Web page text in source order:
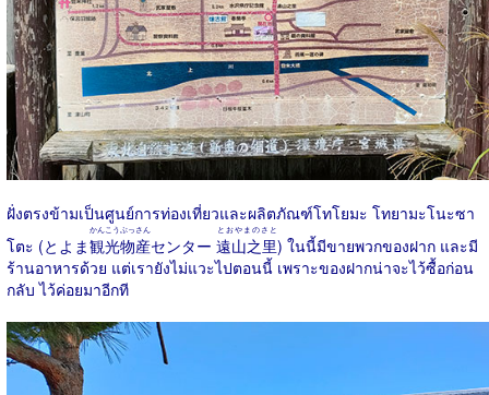
ฝั่งตรงข้ามเป็นศูนย์การท่องเที่ยวและผลิตภัณฑ์โทโยมะ โทยามะโนะซา
โตะ (とよま観光物産
かんこうぶっさん
センター 遠山之里
とおやまのさと
) ในนี้มีขายพวกของฝาก และมี
ร้านอาหารด้วย แต่เรายังไม่แวะไปตอนนี้ เพราะของฝากน่าจะไว้ซื้อก่อน
กลับ ไว้ค่อยมาอีกที